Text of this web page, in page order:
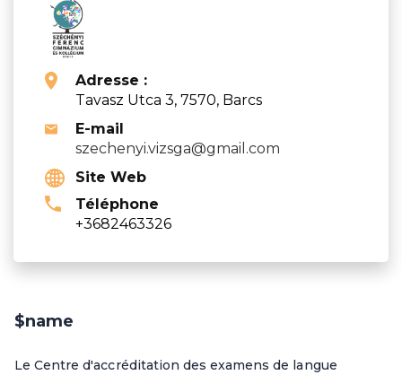
Adresse :
Tavasz Utca 3, 7570, Barcs
E-mail
szechenyi.vizsga@gmail.com
Site Web
Téléphone
+3682463326
$name
Le Centre d'accréditation des examens de langue